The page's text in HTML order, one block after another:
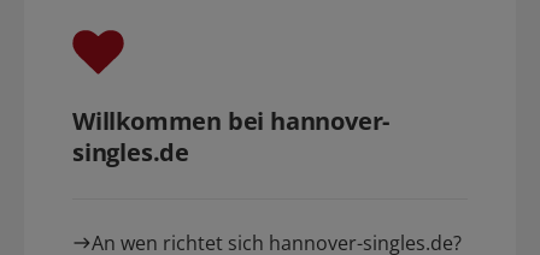
Willkommen bei hannover-
singles.de
An wen richtet sich hannover-singles.de?